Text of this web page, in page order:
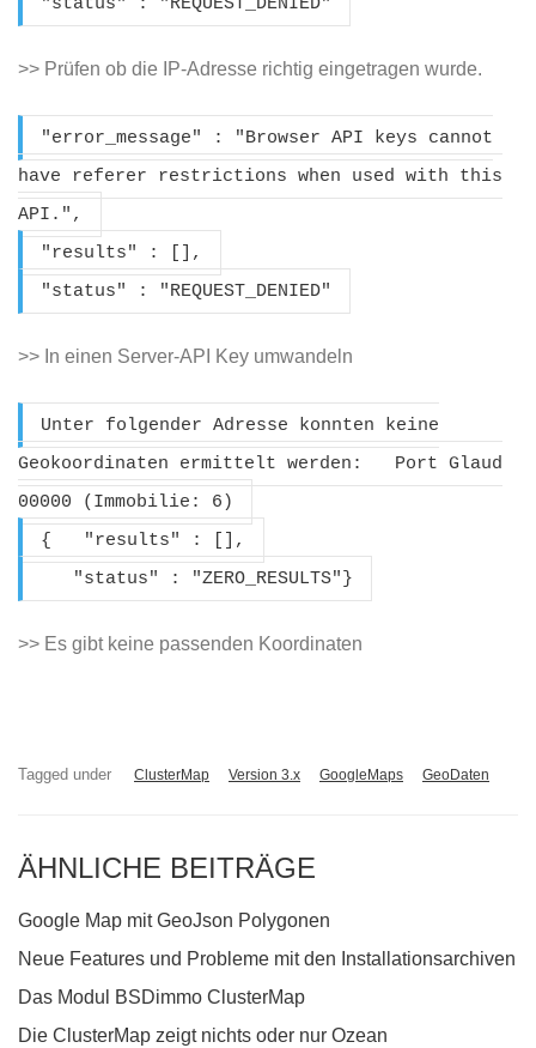
>> Prüfen ob die IP-Adresse richtig eingetragen wurde.
"error_message" : "Browser API keys cannot
have referer restrictions when used with this
API.",
"results" : [],
"status" : "REQUEST_DENIED"
>> In einen Server-API Key umwandeln
Unter folgender Adresse konnten keine
Geokoordinaten ermittelt werden: Port Glaud
00000 (Immobilie: 6)
{ "results" : [],
"status" : "ZERO_RESULTS"}
>> Es gibt keine passenden Koordinaten
Tagged under ClusterMap Version 3.x GoogleMaps GeoDaten
ÄHNLICHE BEITRÄGE
Google Map mit GeoJson Polygonen
Neue Features und Probleme mit den Installationsarchiven
Das Modul BSDimmo ClusterMap
Die ClusterMap zeigt nichts oder nur Ozean